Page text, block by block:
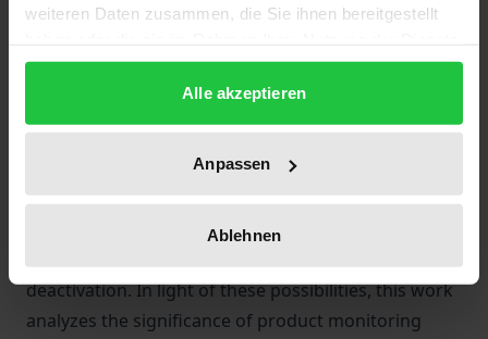
weiteren Daten zusammen, die Sie ihnen bereitgestellt
gesammelt haben.
Alle akzeptieren
Anpassen
Ablehnen
In the digital age, questions about the scope of
about their condition, enabling manufacturers to
identify potential product hazards after they have
been placed on the market. In addition, the
digitalization and networking of these products
offer new opportunities for hazard prevention, such
deactivation. In light of these possibilities, this work
analyzes the significance of product monitoring